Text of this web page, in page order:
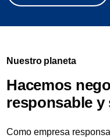
Nuestro planeta
Hacemos
responsable y
Como empresa